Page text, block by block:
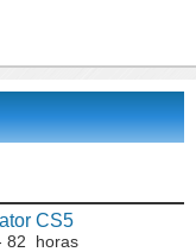
CS5
82 horas